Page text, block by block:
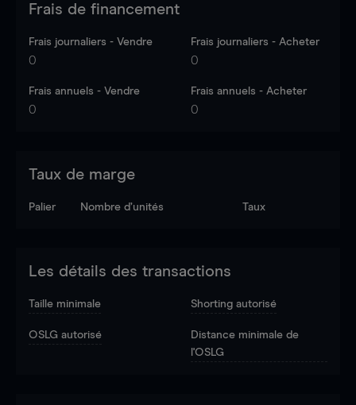
Frais de financement
Frais journaliers - Vendre
0
Frais journaliers - Acheter
0
Frais annuels - Vendre
0
Frais annuels - Acheter
0
Taux de marge
Palier Nombre d’unités Taux
Les détails des transactions
Taille minimale Shorting autorisé
OSLG autorisé
Distance minimale de
l'OSLG